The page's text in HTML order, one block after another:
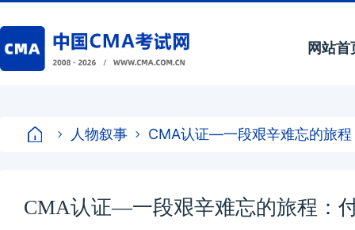
网站首
人物叙事 CMA认证―一段艰辛难忘的旅程
CMA认证―一段艰辛难忘的旅程：